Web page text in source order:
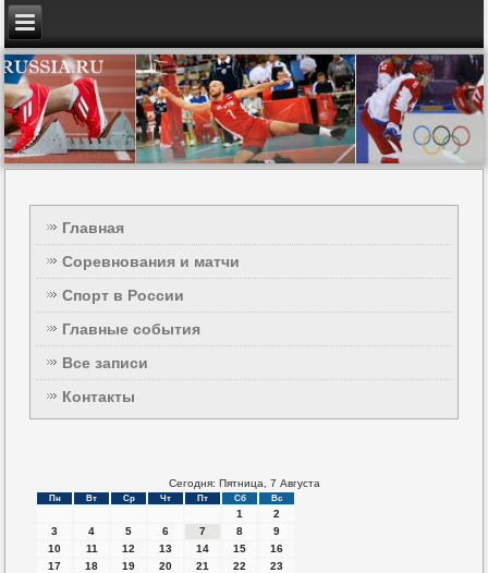
Главная
Соревнования и матчи
Спорт в России
Главные события
Все записи
Контакты
Сегодня: Пятница, 7 Августа
Пн Вт Ср Чт Пт Сб Вс
1
2
3
4 5 6 7 8
9
10
11 12 13 14 15
16
17
18 19 20 21 22
23